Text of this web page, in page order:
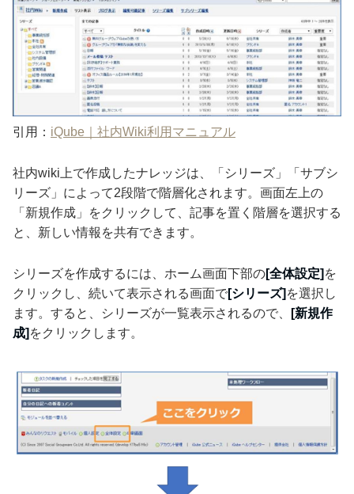
引用： iQube｜社内Wiki利用マニュアル
社内wiki上で作成したナレッジは、「シリーズ」「サブシ
リーズ」によって2段階で階層化されます。画面左上の
「新規作成」をクリックして、記事を置く階層を選択する
と、新しい情報を共有できます。
シリーズを作成するには、ホーム画面下部の[全体設定] を
クリックし、続いて表示される画面で[シリーズ] を選択し
ます。すると、シリーズが一覧表示されるので、
[新規作
成] をクリックします。